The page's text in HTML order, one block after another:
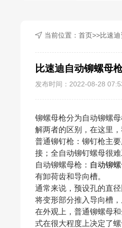
当前位置： 首页>>比速
比速迪自动铆螺母
发布时间：2022-08-28
铆螺母枪分为自动铆螺
解两者的区别，在这里
普通铆钉枪：铆钉枪主
接；全自动铆钉螺母很
自动铆螺母枪： 自动铆
有卸荷齿和导向槽。
通常来说，预设孔的直
将变形部分推入导向槽，
在外观上，普通铆螺母
式在很大程度上决定了